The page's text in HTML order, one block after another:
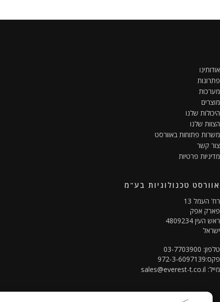
שלנו
שלנו
פתוחות באוורסט
קשר
פרטיות
טכנולוגיות בע"מ
13
אפק
4809234
7703900
sales@everest-t.co.il